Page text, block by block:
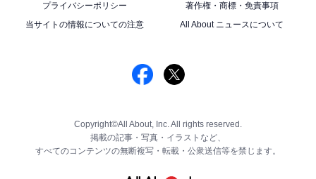
プライバシーポリシー
著作権・商標・免責事項
当サイトの情報についての注意
All About ニュースについて
Copyright©All About, Inc. All rights reserved.
掲載の記事・写真・イラストなど、
すべてのコンテンツの無断複写・転載・公衆送信等を禁じます。